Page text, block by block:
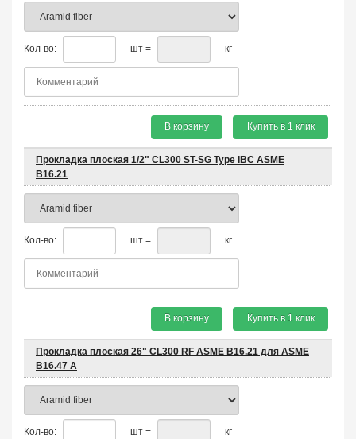
Кол-во: шт = кг
В корзину Купить в 1 клик
Прокладка плоская 1/2" CL300 ST-SG Type IBC ASME
B16.21
Кол-во: шт = кг
В корзину Купить в 1 клик
Прокладка плоская 26" CL300 RF ASME B16.21 для ASME
B16.47 A
Кол-во: шт = кг